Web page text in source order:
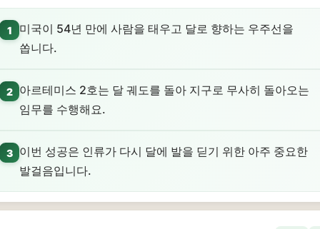
1
미국이 54년 만에 사람을 태우고 달로 향하는 우주선을
쏩니다.
2
아르테미스 2호는 달 궤도를 돌아 지구로 무사히 돌아오는
임무를 수행해요.
3
이번 성공은 인류가 다시 달에 발을 딛기 위한 아주 중요한
발걸음입니다.